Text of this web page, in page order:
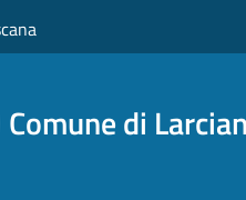
Comune di